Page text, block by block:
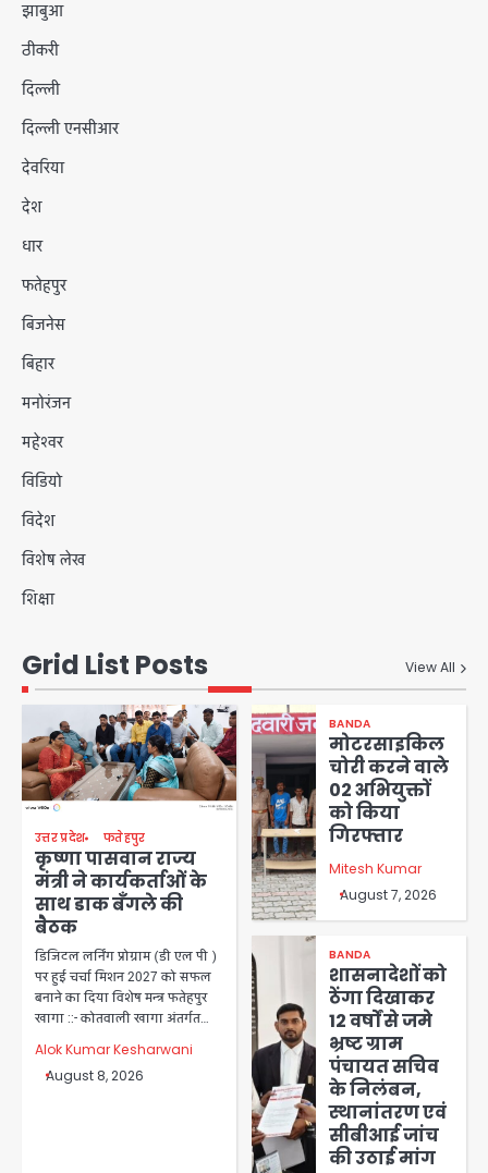
झाबुआ
ठीकरी
दिल्ली
दिल्ली एनसीआर
देवरिया
देश
धार
फतेहपुर
बिजनेस
बिहार
मनोरंजन
महेश्वर
विडियो
विदेश
विशेष लेख
शिक्षा
Grid List Posts View All
उत्तर प्रदेश फतेहपुर
कृष्णा पासवान राज्य
मंत्री ने कार्यकर्ताओं के
साथ डाक बँगले की
बैठक
डिजिटल लर्निंग प्रोग्राम (डी एल पी )
पर हुई चर्चा मिशन 2027 को सफल
बनाने का दिया विशेष मन्त्र फतेहपुर
खागा ::- कोतवाली खागा अंतर्गत…
Alok Kumar Kesharwani
August 8, 2026
BANDA
मोटरसाइकिल
चोरी करने वाले
02 अभियुक्तों
को किया
गिरफ्तार
Mitesh Kumar
August 7, 2026
BANDA
शासनादेशों को
ठेंगा दिखाकर
12 वर्षों से जमे
भ्रष्ट ग्राम
पंचायत सचिव
के निलंबन,
स्थानांतरण एवं
सीबीआई जांच
की उठाई मांग